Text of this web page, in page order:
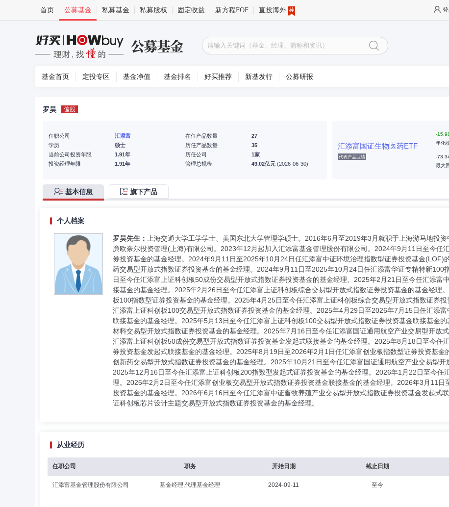
首页 公募基金 私募基金 私募股权 固定收益 新方程FOF 直投海外
基金首页 定投专区 基金净值 基金排名 好买推荐 新基发行 公募研报
罗昊 偏股
任职公司
汇添富
学历
硕士
当前公司投资年限
1.91年
投资经理年限
1.91年
在任产品数量
27
历任产品数量
35
历任公司
1家
管理总规模
49.02亿元 (2026-06-30)
汇添富国证生物医药ETF
代表产品业绩
-
年化
-
最大
基本信息 旗下产品
个人档案
罗昊先生：
上海交通大学工学学士、美国东北大学管理学硕士。2016年6月至2019年3月就职于上海游马地投
廉欧奈尔投资管理(上海)有限公司。2023年12月起加入汇添富基金管理股份有限公司。2024年9月11日至今任
券投资基金的基金经理。2024年9月11日至2025年10月24日任汇添富中证环境治理指数型证券投资基金
药交易型开放式指数证券投资基金的基金经理。2024年9月11日至2025年10月24日任汇添富华证专精特新
日至今任汇添富上证科创板50成份交易型开放式指数证券投资基金的基金经理。2025年2月21日至今任汇添富
接基金的基金经理。2025年2月26日至今任汇添富上证科创板综合交易型开放式指数证券投资基金的基金经理
板100指数型证券投资基金的基金经理。2025年4月25日至今任汇添富上证科创板综合交易型开放式指数证券
汇添富上证科创板100交易型开放式指数证券投资基金的基金经理。2025年4月29日至2026年7月15日任汇添
联接基金的基金经理。2025年5月13日至今任汇添富上证科创板100交易型开放式指数证券投资基金联接基金
材料交易型开放式指数证券投资基金的基金经理。2025年7月16日至今任汇添富国证通用航空产业交易型开放
汇添富上证科创板50成份交易型开放式指数证券投资基金发起式联接基金的基金经理。2025年8月18日至今任
券投资基金发起式联接基金的基金经理。2025年8月19日至2026年2月1日任汇添富创业板指数型证券投资基
创新药交易型开放式指数证券投资基金的基金经理。2025年10月21日至今任汇添富国证通用航空产业交易型开
2025年12月16日至今任汇添富上证科创板200指数型发起式证券投资基金的基金经理。2026年1月22日至今任
理。2026年2月2日至今任汇添富创业板交易型开放式指数证券投资基金联接基金的基金经理。2026年3月11
投资基金的基金经理。2026年6月16日至今任汇添富中证畜牧养殖产业交易型开放式指数证券投资基金发起式
证科创板芯片设计主题交易型开放式指数证券投资基金的基金经理。
从业经历
任职公司 职务 开始日期 截止日期
汇添富基金管理股份有限公司 基金经理,代理基金经理 2024-09-11 至今